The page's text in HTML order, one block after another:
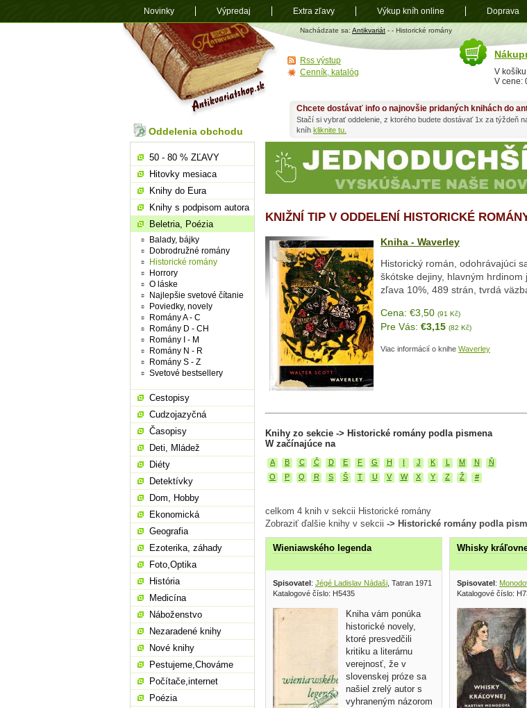
Antikvariát
shop.sk
Nachádzate sa: Antikvariát - - Historické romány
KNIŽNÍ TIP V ODDELENÍ HISTORICKÉ
Kniha - Waverley
Historický román, odohrávajúci
škótske dejiny, hlavným hrdinom
zľava 10%, 489 strán, tvrdá
Cena: €3,50 (91 Kč)
Pre Vás: €3,15 (82 Kč)
Viac informácií o knihe Waverley
Knihy zo sekcie -> Historické romány podla pismena
W začínajúce na
A B C Č D E F G H I J K L M N
Ň
O
P Q R S Š T U V W X Y Z Ž #
celkom 4 knih v sekcii Historické romány
Zobraziť ďalšie knihy v sekcii -> Historické romány podla
Wieniawského legenda
Spisovatel : Jégé Ladislav Nádaši, Tatran 1971
Katalogové číslo: H5435
Kniha vám ponúka
historické novely,
ktoré presvedčili
kritiku a literárnu
verejnosť, že v
slovenskej próze sa
našiel zrelý autor s
vyhraneným názorom
Whisky
Spisovatel :
Katalogové číslo:
Chcete dostávať info o najnovšie pridaných knihách do
Stačí si vybrať oddelenie, z ktorého budete dostávať 1x za týždeň
kníh kliknite tu.
Oddelenia obchodu
50 - 80 % ZĽAVY
Hitovky mesiaca
Knihy do Eura
Knihy s podpisom autora
Beletria, Poézia
Balady, bájky
Dobrodružné romány
Historické romány
Horrory
O láske
Najlepšie svetové čítanie
Poviedky, novely
Romány A - C
Romány D - CH
Romány I - M
Romány N - R
Romány S - Z
Svetové bestsellery
Cestopisy
Cudzojazyčná
Časopisy
Deti, Mládež
Diéty
Detektívky
Dom, Hobby
Ekonomická
Geografia
Ezoterika, záhady
Foto,Optika
História
Medicína
Náboženstvo
Nezaradené knihy
Nové knihy
Pestujeme,Chováme
Počítače,internet
Poézia
V
V cene:
Rss výstup
Cenník, katalóg
Novinky Výpredaj Extra zľavy Výkup kníh online Doprava